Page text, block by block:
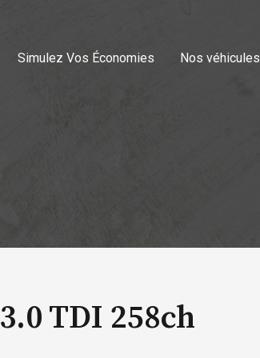
Simulez Vos Économies Nos véhicules
3.0 TDI 258ch